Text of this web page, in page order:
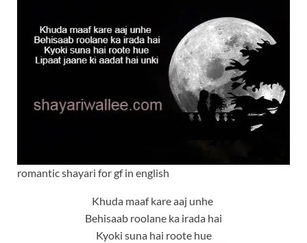
romantic shayari for gf in english
Khuda maaf kare aaj unhe
Behisaab roolane ka irada hai
Kyoki suna hai roote hue